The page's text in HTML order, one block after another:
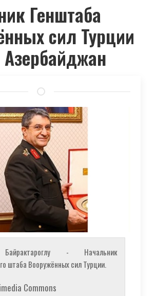
Генштаба
сил Турции
Азербайджан
- Начальник
штаба Вооружённых сил Турции.
Commons